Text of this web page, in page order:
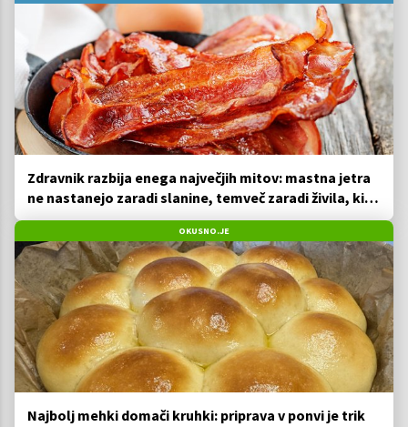
Zdravnik razbija enega največjih mitov: mastna jetra
ne nastanejo zaradi slanine, temveč zaradi živila, ki
ga imamo vsi radi
OKUSNO.JE
Najbolj mehki domači kruhki: priprava v ponvi je trik